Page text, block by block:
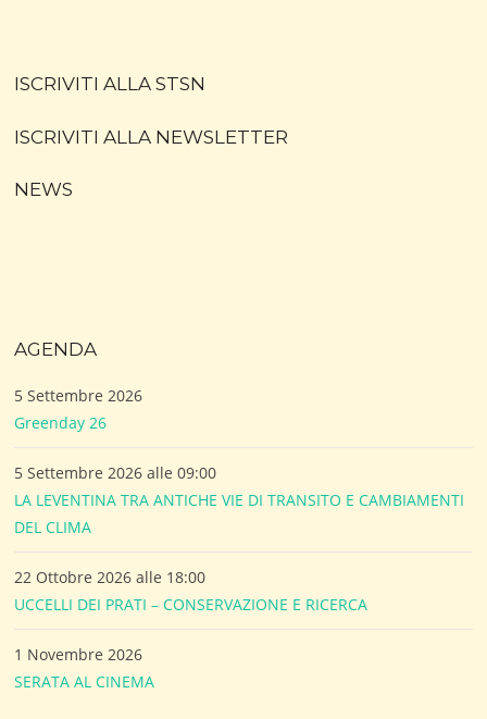
ISCRIVITI ALLA STSN
ISCRIVITI ALLA NEWSLETTER
NEWS
AGENDA
5 Settembre 2026
Greenday 26
5 Settembre 2026 alle 09:00
LA LEVENTINA TRA ANTICHE VIE DI TRANSITO E CAMBIAMENTI
DEL CLIMA
22 Ottobre 2026 alle 18:00
UCCELLI DEI PRATI – CONSERVAZIONE E RICERCA
1 Novembre 2026
SERATA AL CINEMA